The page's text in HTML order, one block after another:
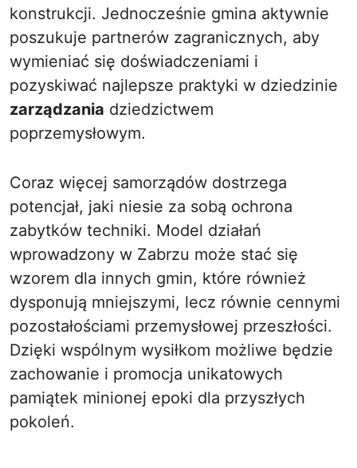
konstrukcji. Jednocześnie gmina aktywnie
poszukuje partnerów zagranicznych, aby
wymieniać się doświadczeniami i
pozyskiwać najlepsze praktyki w dziedzinie
zarządzania dziedzictwem
poprzemysłowym.
Coraz więcej samorządów dostrzega
potencjał, jaki niesie za sobą ochrona
zabytków techniki. Model działań
wprowadzony w Zabrzu może stać się
wzorem dla innych gmin, które również
dysponują mniejszymi, lecz równie cennymi
pozostałościami przemysłowej przeszłości.
Dzięki wspólnym wysiłkom możliwe będzie
zachowanie i promocja unikatowych
pamiątek minionej epoki dla przyszłych
pokoleń.